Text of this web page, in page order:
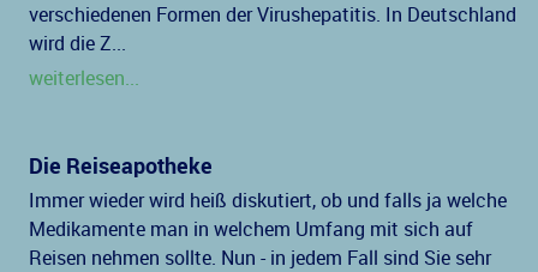
verschiedenen Formen der Virushepatitis. In Deutschland
wird die Z...
weiterlesen...
Die Reiseapotheke
Immer wieder wird heiß diskutiert, ob und falls ja welche
Medikamente man in welchem Umfang mit sich auf
Reisen nehmen sollte. Nun - in jedem Fall sind Sie sehr